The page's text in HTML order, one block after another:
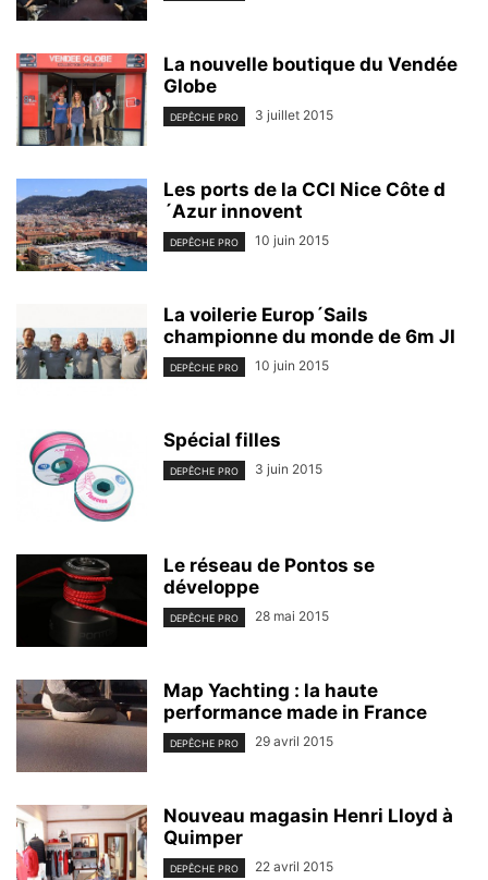
La nouvelle boutique du Vendée
Globe
DEPÊCHE PRO 3 juillet 2015
Les ports de la CCI Nice Côte d
´Azur innovent
DEPÊCHE PRO 10 juin 2015
La voilerie Europ´Sails
championne du monde de 6m JI
DEPÊCHE PRO 10 juin 2015
Spécial filles
DEPÊCHE PRO 3 juin 2015
Le réseau de Pontos se
développe
DEPÊCHE PRO 28 mai 2015
Map Yachting : la haute
performance made in France
DEPÊCHE PRO 29 avril 2015
Nouveau magasin Henri Lloyd à
Quimper
DEPÊCHE PRO 22 avril 2015